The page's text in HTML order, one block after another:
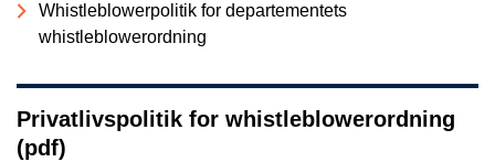
Whistleblowerpolitik for departementets
whistleblowerordning
Privatlivspolitik for whistleblowerordning
(pdf)